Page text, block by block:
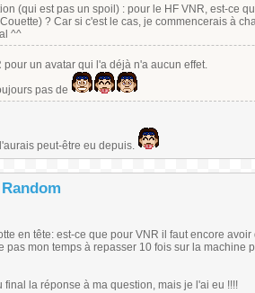
(qui est pas un spoil) : pour le HF VNR, est-ce
? Car si c'est le cas, je commencerais à
^^
pour un avatar qui l'a déjà n'a aucun effet.
pas de
peut-être eu depuis.
en tête: est-ce que pour VNR il faut encore
pas mon temps à repasser 10 fois sur la
final la réponse à ma question, mais je l'ai eu !!!!